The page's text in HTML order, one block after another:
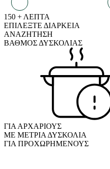
150 + ΛΕΠΤΑ
ΕΠΙΛΕΞΤΕ ΔΙΑΡΚΕΙΑ
ΑΝΑΖΗΤΗΣΗ
ΒΑΘΜΟΣ ΔΥΣΚΟΛΙΑΣ
ΓΙΑ ΑΡΧΑΡΙΟΥΣ
ΜΕ ΜΕΤΡΙΑ ΔΥΣΚΟΛΙΑ
ΓΙΑ ΠΡΟΧΩΡΗΜΕΝΟΥΣ